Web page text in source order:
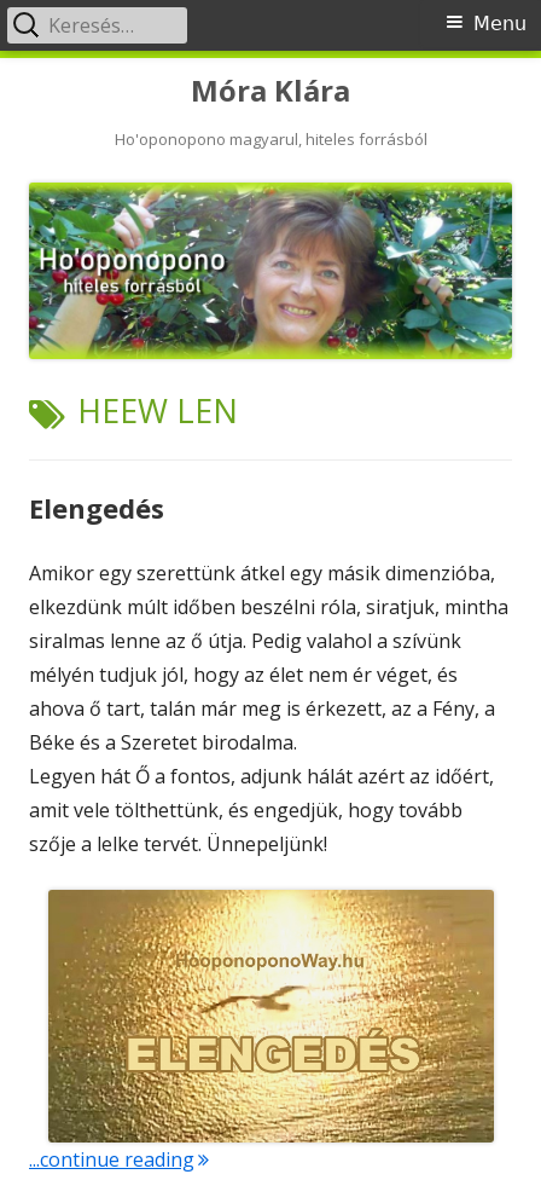
Móra Klára
Ho'oponopono magyarul, hiteles forrásból
Primary
Menu
Keresés:
TAG:
HEEW LEN
Elengedés
Amikor egy szerettünk átkel egy másik dimenzióba,
elkezdünk múlt időben beszélni róla, siratjuk, mintha
siralmas lenne az ő útja. Pedig valahol a szívünk
mélyén tudjuk jól, hogy az élet nem ér véget, és
ahova ő tart, talán már meg is érkezett, az a Fény, a
Béke és a Szeretet birodalma.
Legyen hát Ő a fontos, adjunk hálát azért az időért,
amit vele tölthettünk, és engedjük, hogy tovább
szője a lelke tervét. Ünnepeljünk!
...continue reading"Elengedés"